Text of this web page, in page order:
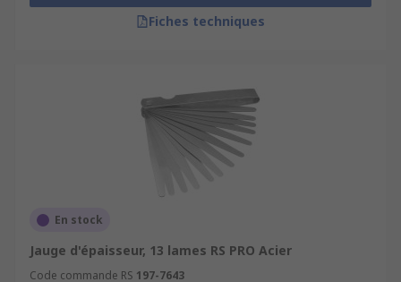
Fiches techniques
En stock
Jauge d'épaisseur, 13 lames RS PRO Acier
Code commande RS 197-7643